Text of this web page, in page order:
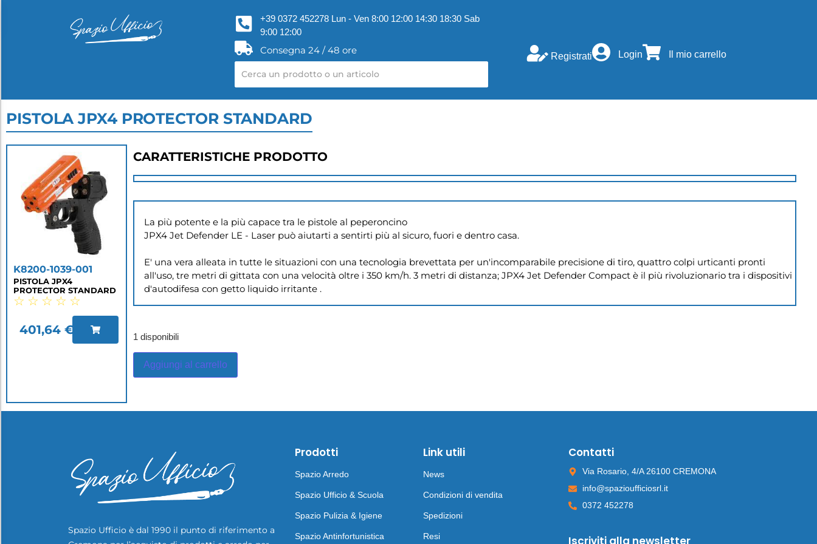
+39 0372 452278 Lun - Ven 8:00 12:00 14:30 18:30 Sab
9:00 12:00
Consegna 24 / 48 ore
Registrati Login Il mio carrello
PISTOLA JPX4 PROTECTOR STANDARD
K8200-1039-001
PISTOLA JPX4
PROTECTOR STANDARD
☆ ☆ ☆ ☆ ☆
401,64 €
CARATTERISTICHE PRODOTTO
La più potente e la più capace tra le pistole al peperoncino
JPX4 Jet Defender LE - Laser può aiutarti a sentirti più al sicuro, fuori e dentro casa.
E' una vera alleata in tutte le situazioni con una tecnologia brevettata per un'incomparabile precisione di tiro, quattro colpi urticanti pronti
all'uso, tre metri di gittata con una velocità oltre i 350 km/h. 3 metri di distanza; JPX4 Jet Defender Compact è il più rivoluzionario tra i dispositivi
d'autodifesa con getto liquido irritante .
1 disponibili
Aggiungi al carrello
Spazio Ufficio è dal 1990 il punto di riferimento a
Prodotti
Spazio Arredo
Spazio Ufficio & Scuola
Spazio Pulizia & Igiene
Spazio Antinfortunistica
Link utili
News
Condizioni di vendita
Spedizioni
Resi
Contatti
Via Rosario, 4/A 26100 CREMONA
info@spazioufficiosrl.it
0372 452278